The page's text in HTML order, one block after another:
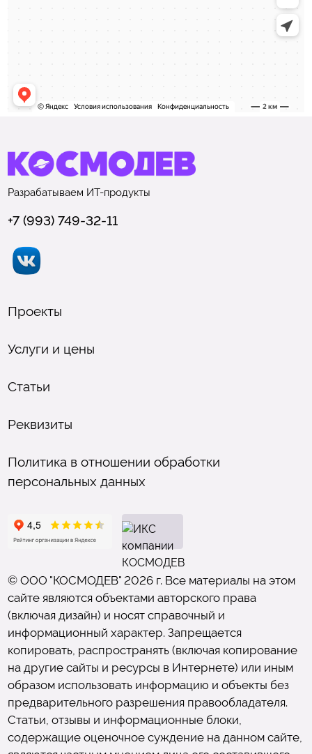
Разрабатываем ИТ-продукты
+7 (993) 749-32-11
Проекты
Услуги и цены
Статьи
Реквизиты
Политика в отношении обработки
персональных данных
© ООО "КОСМОДЕВ" 2026 г. Все материалы на этом
сайте являются объектами авторского права
(включая дизайн) и носят справочный и
информационный характер. Запрещается
копировать, распространять (включая копирование
на другие сайты и ресурсы в Интернете) или иным
образом использовать информацию и объекты без
предварительного разрешения правообладателя.
Статьи, отзывы и информационные блоки,
содержащие оценочное суждение на данном сайте,